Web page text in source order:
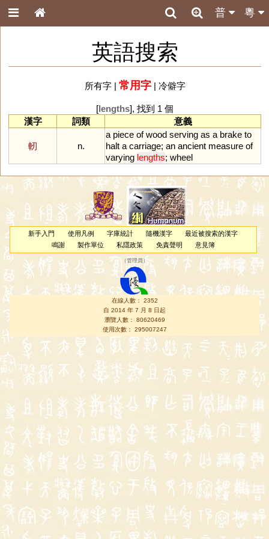
粵
普
英語搜索
所有字| 常用字| 冷僻字
[lengths], 找到 1 個
漢字
詞類 意義
軔 n.
a piece of wood serving as a brake to
halt a carriage; an ancient measure of
varying lengths; wheel
新手入門 使用凡例 字庫統計 隨機漢字
最近被搜索的漢字
鳴謝
製作單位 私隱政策 免責聲明 意見簿
（管理員 ）
在線人數： 2352
自 2014 年 7 月 8 日起
瀏覽人數： 80620469
使用次數： 295007247